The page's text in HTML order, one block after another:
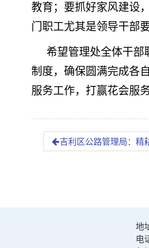
教育；要抓好家风建设
门职工尤其是领导干部
希望管理处全体干部
制度，确保圆满完成各
服务工作， 打赢花会服
吉利区公路管理局：精
地
电